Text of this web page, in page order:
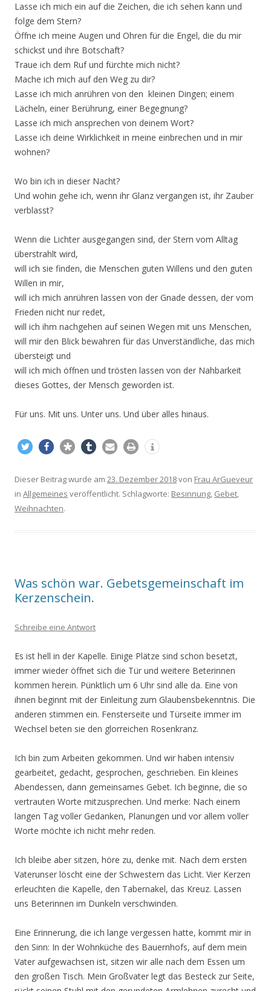
Lasse ich mich ein auf die Zeichen, die ich sehen kann und
folge dem Stern?
Öffne ich meine Augen und Ohren für die Engel, die du mir
schickst und ihre Botschaft?
Traue ich dem Ruf und fürchte mich nicht?
Mache ich mich auf den Weg zu dir?
Lasse ich mich anrühren von den kleinen Dingen; einem
Lächeln, einer Berührung, einer Begegnung?
Lasse ich mich ansprechen von deinem Wort?
Lasse ich deine Wirklichkeit in meine einbrechen und in mir
wohnen?
Wo bin ich in dieser Nacht?
Und wohin gehe ich, wenn ihr Glanz vergangen ist, ihr Zauber
verblasst?
Wenn die Lichter ausgegangen sind, der Stern vom Alltag
überstrahlt wird,
will ich sie finden, die Menschen guten Willens und den guten
Willen in mir,
will ich mich anrühren lassen von der Gnade dessen, der vom
Frieden nicht nur redet,
will ich ihm nachgehen auf seinen Wegen mit uns Menschen,
will mir den Blick bewahren für das Unverständliche, das mich
übersteigt und
will ich mich öffnen und trösten lassen von der Nahbarkeit
dieses Gottes, der Mensch geworden ist.
Für uns. Mit uns. Unter uns. Und über alles hinaus.
Dieser Beitrag wurde am 23. Dezember 2018von Frau ArGueveur
in Allgemeines veröffentlicht. Schlagworte: Besinnung, Gebet,
Weihnachten.
Was schön war. Gebetsgemeinschaft im
Kerzenschein.
Schreibe eine Antwort
Es ist hell in der Kapelle. Einige Plätze sind schon besetzt,
immer wieder öffnet sich die Tür und weitere Beterinnen
kommen herein. Pünktlich um 6 Uhr sind alle da. Eine von
ihnen beginnt mit der Einleitung zum Glaubensbekenntnis. Die
anderen stimmen ein. Fensterseite und Türseite immer im
Wechsel beten sie den glorreichen Rosenkranz.
Ich bin zum Arbeiten gekommen. Und wir haben intensiv
gearbeitet, gedacht, gesprochen, geschrieben. Ein kleines
Abendessen, dann gemeinsames Gebet. Ich beginne, die so
vertrauten Worte mitzusprechen. Und merke: Nach einem
langen Tag voller Gedanken, Planungen und vor allem voller
Worte möchte ich nicht mehr reden.
Ich bleibe aber sitzen, höre zu, denke mit. Nach dem ersten
Vaterunser löscht eine der Schwestern das Licht. Vier Kerzen
erleuchten die Kapelle, den Tabernakel, das Kreuz. Lassen
uns Beterinnen im Dunkeln verschwinden.
Eine Erinnerung, die ich lange vergessen hatte, kommt mir in
den Sinn: In der Wohnküche des Bauernhofs, auf dem mein
Vater aufgewachsen ist, sitzen wir alle nach dem Essen um
den großen Tisch. Mein Großvater legt das Besteck zur Seite,